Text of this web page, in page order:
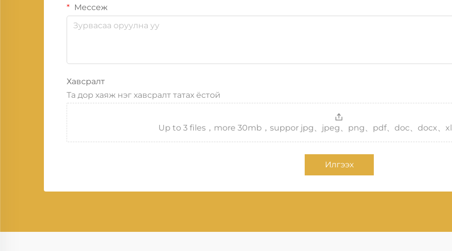
Мессеж
Хавсралт
Та дор хаяж нэг хавсралт татах ёстой
Up to 3 files，more 30mb，suppor jpg、jpeg、png、pdf、doc、docx、
Илгээх